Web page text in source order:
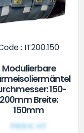
: IT200.150
Modulierbare
150-
200mm Breite:
150mm
PRIX€ HT